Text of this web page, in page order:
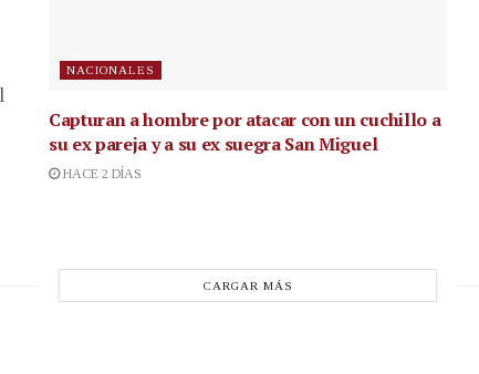
NACIONALES
Capturan a hombre por atacar con un cuchillo a
su ex pareja y a su ex suegra San Miguel
HACE 2 DÍAS
CARGAR MÁS